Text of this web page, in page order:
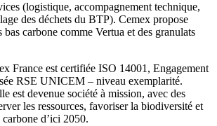
(logistique, accompagnement technique,
des déchets du BTP). Cemex propose
bas carbone comme Vertua et des granulats
France est certifiée ISO 14001, Engagement
RSE UNICEM – niveau exemplarité.
est devenue société à mission, avec des
les ressources, favoriser la biodiversité et
d’ici 2050.